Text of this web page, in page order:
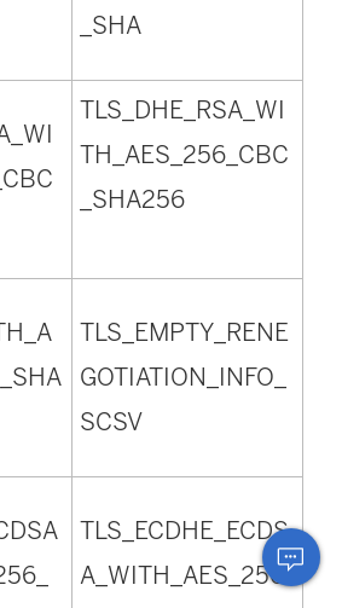
_SHA
TLS_DHE_RSA_WI
TH_AES_256_CBC
_SHA256
TLS_EMPTY_RENE
GOTIATION_INFO_
SCSV
TLS_ECDHE_ECDS
A_WITH_AES_256